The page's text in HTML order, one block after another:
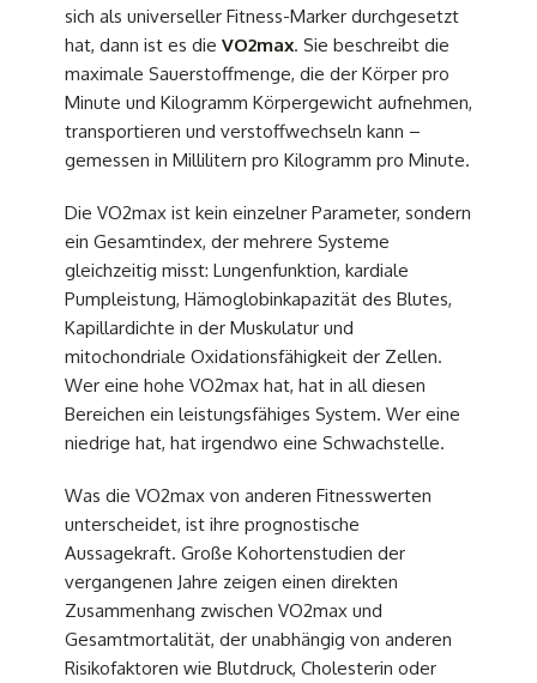
sich als universeller Fitness-Marker durchgesetzt
hat, dann ist es die VO2max. Sie beschreibt die
maximale Sauerstoffmenge, die der Körper pro
Minute und Kilogramm Körpergewicht aufnehmen,
transportieren und verstoffwechseln kann –
gemessen in Millilitern pro Kilogramm pro Minute.
Die VO2max ist kein einzelner Parameter, sondern
ein Gesamtindex, der mehrere Systeme
gleichzeitig misst: Lungenfunktion, kardiale
Pumpleistung, Hämoglobinkapazität des Blutes,
Kapillardichte in der Muskulatur und
mitochondriale Oxidationsfähigkeit der Zellen.
Wer eine hohe VO2max hat, hat in all diesen
Bereichen ein leistungsfähiges System. Wer eine
niedrige hat, hat irgendwo eine Schwachstelle.
Was die VO2max von anderen Fitnesswerten
unterscheidet, ist ihre prognostische
Aussagekraft. Große Kohortenstudien der
vergangenen Jahre zeigen einen direkten
Zusammenhang zwischen VO2max und
Gesamtmortalität, der unabhängig von anderen
Risikofaktoren wie Blutdruck, Cholesterin oder